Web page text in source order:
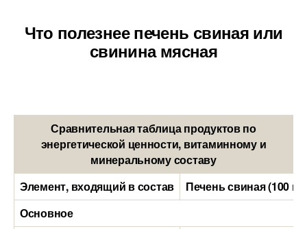
Что полезнее печень свиная или
свинина мясная
Сравнительная таблица продуктов по
энергетической ценности, витаминному и
минеральному составу
Элемент, входящий в состав
Печень свиная (100
Основное